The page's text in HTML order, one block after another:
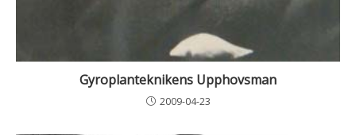
Gyroplanteknikens Upphovsman
2009-04-23